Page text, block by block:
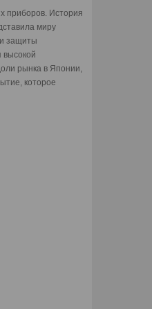
приборов. История
миру
защиты
высокой
рынка в Японии,
которое